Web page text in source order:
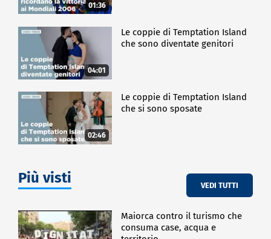
01:36
04:01
Le coppie di Temptation Island
che sono diventate genitori
02:46
Le coppie di Temptation Island
che si sono sposate
Più visti VEDI TUTTI
Maiorca contro il turismo che
consuma case, acqua e